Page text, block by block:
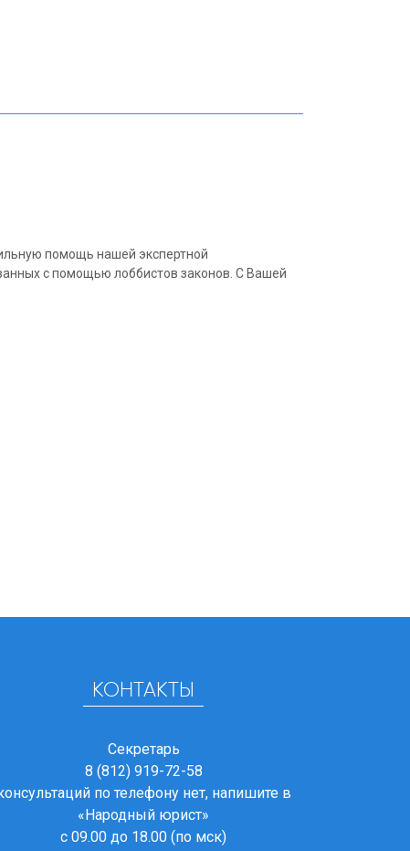
помощь нашей экспертной
с помощью лоббистов законов. С Вашей
КОНТАКТЫ
Секретарь
8 (812) 919-72-58
по телефону нет, напишите в
«Народный юрист»
с 09.00 до 18.00 (по мск)